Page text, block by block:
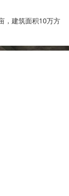
，建筑面积10万方